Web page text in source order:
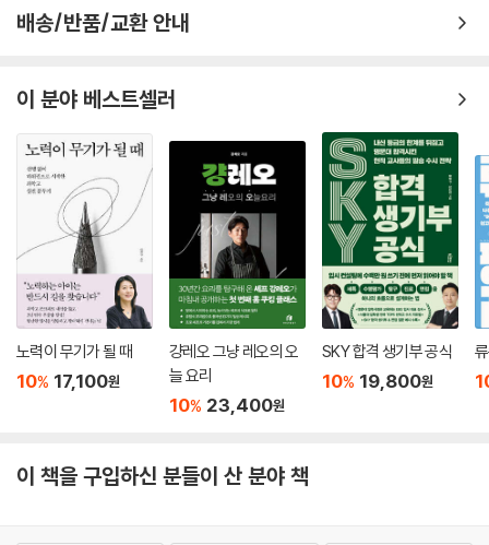
[참고: 리본 등급의 의미]
- 리본 한 개: 다시 방문하고 싶은 곳
배송/반품/교환 안내
이 분야 베스트셀러
노력이 무기가 될 때
10% 17,100원
걍레오 그냥 레오의 오
늘 요리
10% 23,400원
SKY 합격 생기부 공식
10% 19,800원
이 책을 구입하신 분들이 산 분야 책